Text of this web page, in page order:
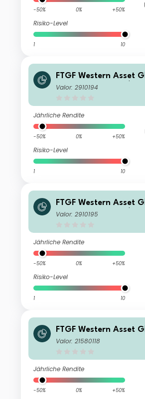
-50% 0% +50%
Risiko-Level
1 10
FTGF Western Asset
d Fund Class C US$
Valor: 2910194
Jährliche Rendite
-50% 0% +50%
Risiko-Level
1 10
FTGF Western Asset
d Fund Class X US$
Valor: 2910195
Jährliche Rendite
-50% 0% +50%
Risiko-Level
1 10
FTGF Western Asset
d Fund Class E Euro
Valor: 21580118
Jährliche Rendite
-50% 0% +50%